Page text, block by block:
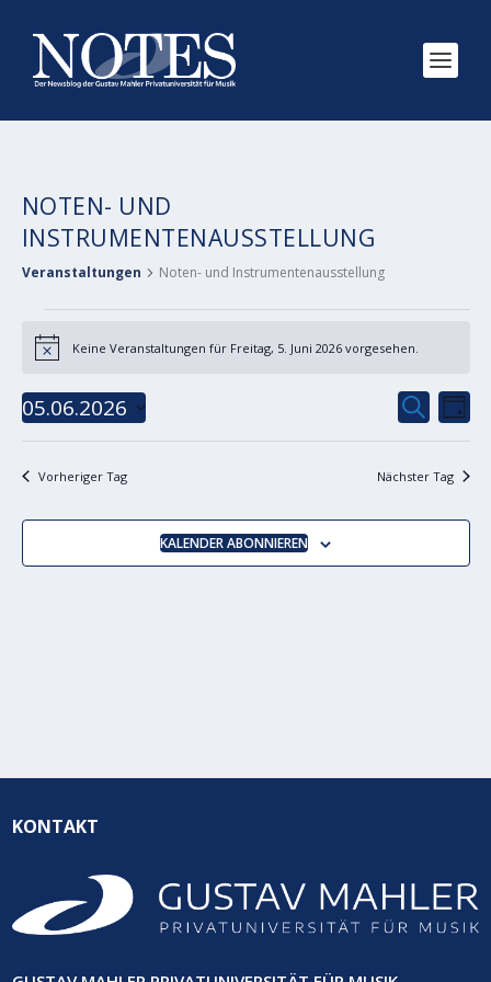
NOTEN- UND
INSTRUMENTENAUSSTELLUNG
Veranstaltungen Noten- und Instrumentenausstellung
FÜR
FREITAG,
5.
JUNI
2026
HinweisKeine Veranstaltungen für Freitag, 5. Juni 2026 vorgesehen.
SUCHE
UND
SUCHE
TAG
05.06.2026
Vorheriger Tag Nächster Tag
KALENDER ABONNIEREN
KONTAKT